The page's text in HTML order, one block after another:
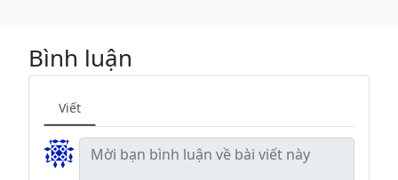
Bình luận
Viết